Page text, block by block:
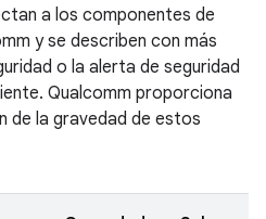
a los componentes de
y se describen con más
o la alerta de seguridad
Qualcomm proporciona
de la gravedad de estos